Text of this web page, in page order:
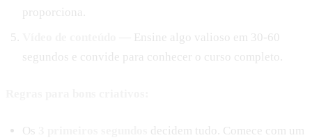
proporciona.
— Ensine algo valioso em 30-60
segundos e convide para conhecer o curso completo.
Os
decidem tudo. Comece com um